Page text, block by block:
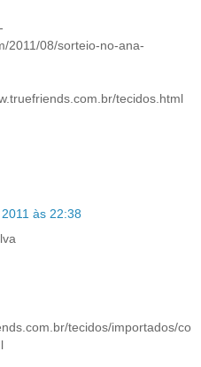
2011/08/sorteio-no-ana-
tecidos.html
às 22:38
tecidos/importados/co